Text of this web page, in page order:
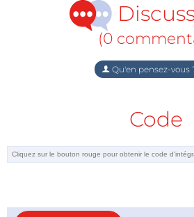
les communications des citoyens
article
(0
Qu'en pensez-vous
Code